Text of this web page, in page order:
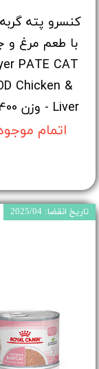
کنسرو پته
با طعم مرغ و
PATE CAT
Chicken &
Liver - وزن 400 گرم
اتمام
تاریخ انقضا: 2025/04